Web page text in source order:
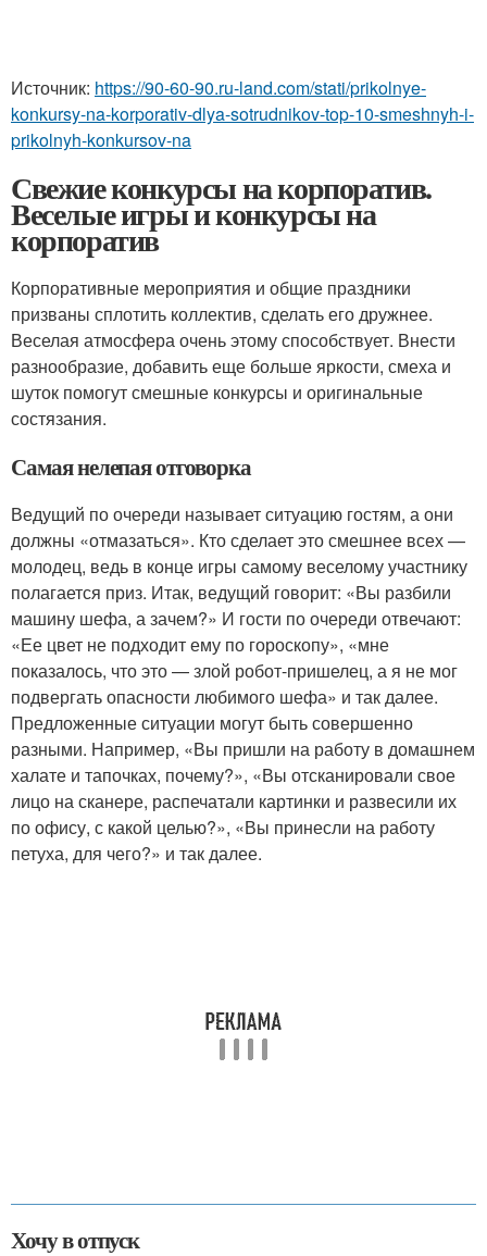
Источник: https://90-60-90.ru-land.com/stati/prikolnye-
konkursy-na-korporativ-dlya-sotrudnikov-top-10-smeshnyh-i-
prikolnyh-konkursov-na
Свежие конкурсы на корпоратив.
Веселые игры и конкурсы на
корпоратив
Корпоративные мероприятия и общие праздники
призваны сплотить коллектив, сделать его дружнее.
Веселая атмосфера очень этому способствует. Внести
разнообразие, добавить еще больше яркости, смеха и
шуток помогут смешные конкурсы и оригинальные
состязания.
Самая нелепая отговорка
Ведущий по очереди называет ситуацию гостям, а они
должны «отмазаться». Кто сделает это смешнее всех —
молодец, ведь в конце игры самому веселому участнику
полагается приз. Итак, ведущий говорит: «Вы разбили
машину шефа, а зачем?» И гости по очереди отвечают:
«Ее цвет не подходит ему по гороскопу», «мне
показалось, что это — злой робот-пришелец, а я не мог
подвергать опасности любимого шефа» и так далее.
Предложенные ситуации могут быть совершенно
разными. Например, «Вы пришли на работу в домашнем
халате и тапочках, почему?», «Вы отсканировали свое
лицо на сканере, распечатали картинки и развесили их
по офису, с какой целью?», «Вы принесли на работу
петуха, для чего?» и так далее.
Хочу в отпуск